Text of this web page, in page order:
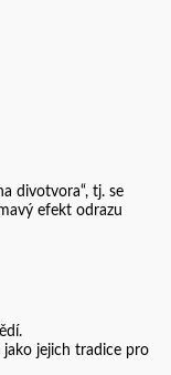
divotvora“, tj. se
efekt odrazu
jejich tradice pro